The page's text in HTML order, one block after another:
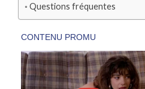
Questions fréquentes